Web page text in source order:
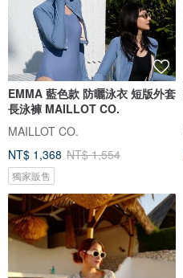
EMMA 藍色款 防曬泳衣 短版外套
長泳褲 MAILLOT CO.
MAILLOT CO.
NT$ 1,368 NT$ 1,554
獨家販售